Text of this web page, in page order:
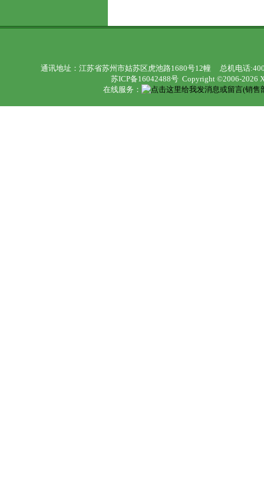
通讯地址：江苏省苏州市姑苏区虎池路1680号12幢 总机电话
苏ICP备16042488号 Copyright ©2006-2026
在线服务：